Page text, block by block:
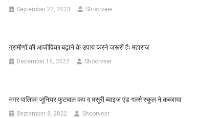
September 22, 2023 Shoorveer
ग्रामीणों की आजीव‍िका बढ़ाने के उपाय करने जरूरी हैः महाराज
December 16, 2022 Shoorveer
नगर पालिका जूनियर फुटबाल कप द मसूरी ब्वाइज एंड गर्ल्स स्कूल ने कब्जाया
September 3, 2022 Shoorveer